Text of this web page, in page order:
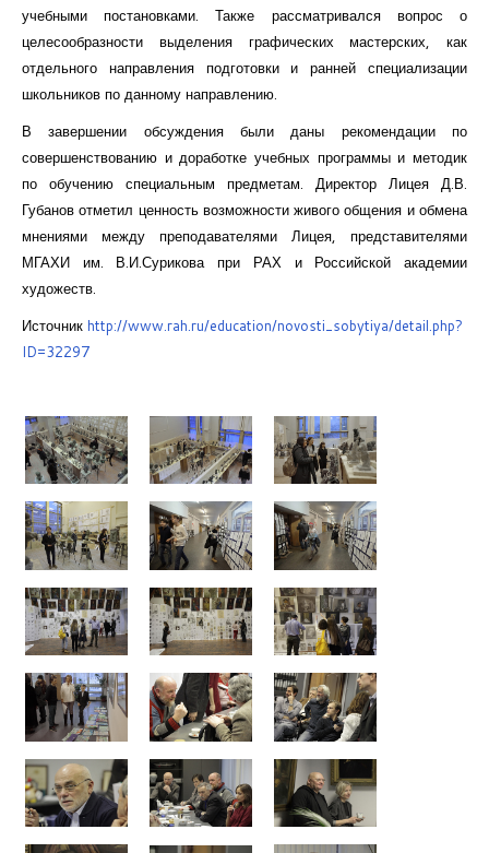
учебными постановками. Также рассматривался вопрос о
целесообразности выделения графических мастерских, как
отдельного направления подготовки и ранней специализации
школьников по данному направлению.
В завершении обсуждения были даны рекомендации по
совершенствованию и доработке учебных программы и методик
по обучению специальным предметам. Директор Лицея Д.В.
Губанов отметил ценность возможности живого общения и обмена
мнениями между преподавателями Лицея, представителями
МГАХИ им. В.И.Сурикова при РАХ и Российской академии
художеств.
Источник http://www.rah.ru/education/novosti_sobytiya/detail.php?
ID=32297